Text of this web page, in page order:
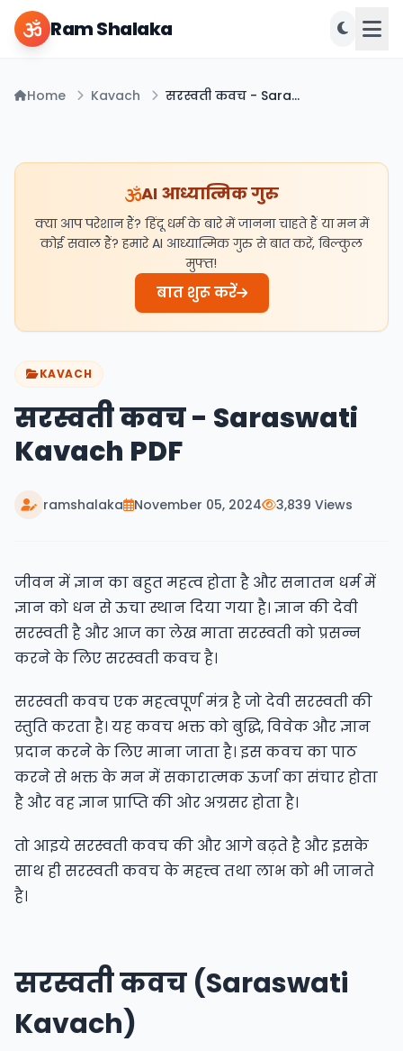
Ram Shalaka
Home Kavach सरस्वती कवच - Saraswati Kavach PDF
AI आध्यात्मिक गुरु
क्या आप परेशान हैं? हिंदू धर्म के बारे में जानना चाहते हैं या मन में
कोई सवाल हैं? हमारे AI आध्यात्मिक गुरु से बात करें, बिल्कुल
मुफ्त!
बात शुरू करें
KAVACH
सरस्वती कवच - Saraswati
Kavach PDF
ramshalaka November 05, 2024 3,839 Views
जीवन में ज्ञान का बहुत महत्व होता है और सनातन धर्म में
ज्ञान को धन से ऊचा स्थान दिया गया है। ज्ञान की देवी
सरस्वती है और आज का लेख माता सरस्वती को प्रसन्न
करने के लिए सरस्वती कवच है।
सरस्वती कवच एक महत्वपूर्ण मंत्र है जो देवी सरस्वती की
स्तुति करता है। यह कवच भक्त को बुद्धि, विवेक और ज्ञान
प्रदान करने के लिए माना जाता है। इस कवच का पाठ
करने से भक्त के मन में सकारात्मक ऊर्जा का संचार होता
है और वह ज्ञान प्राप्ति की ओर अग्रसर होता है।
तो आइये सरस्वती कवच की और आगे बढ़ते है और इसके
साथ ही सरस्वती कवच के महत्त्व तथा लाभ को भी जानते
है।
सरस्वती कवच (Saraswati
Kavach)